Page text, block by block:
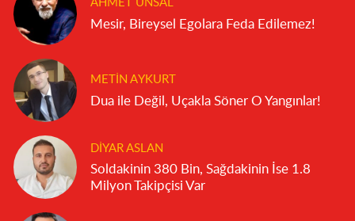
AHMET ÜNSAL
Mesir, Bireysel Egolara Feda Edilemez!
METIN AYKURT
Dua ile Değil, Uçakla Söner O Yangınlar!
DIYAR ASLAN
Soldakinin 380 Bin, Sağdakinin İse 1.8
Milyon Takipçisi Var